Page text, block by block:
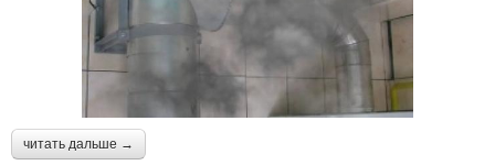
читать дальше →